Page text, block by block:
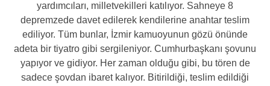
yardımcıları, milletvekilleri katılıyor. Sahneye 8
depremzede davet edilerek kendilerine anahtar teslim
ediliyor. Tüm bunlar, İzmir kamuoyunun gözü önünde
adeta bir tiyatro gibi sergileniyor. Cumhurbaşkanı şovunu
yapıyor ve gidiyor. Her zaman olduğu gibi, bu tören de
sadece şovdan ibaret kalıyor. Bitirildiği, teslim edildiği